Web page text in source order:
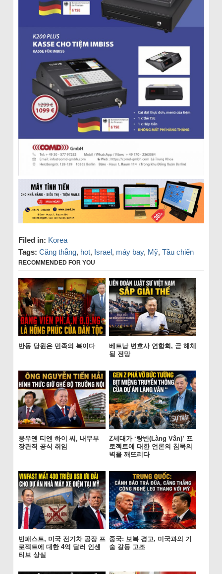
Filed in: Korea
Tags: Căng thẳng, hot, Israel, máy bay, Mỹ, Tầu chiến
RECOMMENDED FOR YOU
반동 당원은 민족의 복이다
베트남 변호사 연합회, 곧 해체
될 전망
응우옌 티엔 하이 씨, 내무부
장관직 공식 취임
Z세대가 ‘랑반(Làng Vân)’ 프
로젝트에 대한 언론의 침묵의
벽을 깨뜨리다
빈패스트, 미국 전기차 공장 프
로젝트에 대한 4억 달러 인센
티브 상실
중국: 보복 경고, 미국과의 기
술 갈등 고조